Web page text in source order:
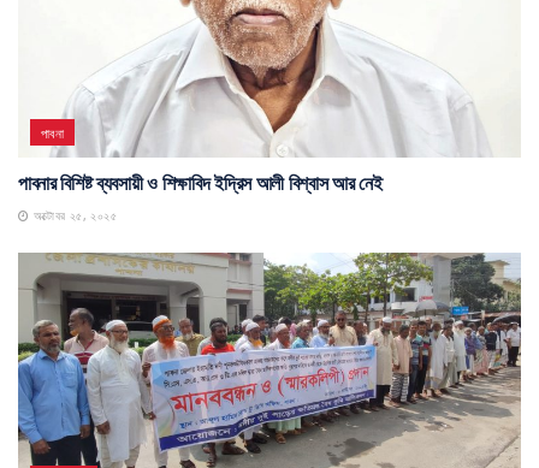
পাবনা
পাবনার বিশিষ্ট ব্যবসায়ী ও শিক্ষাবিদ ইদ্রিস আলী বিশ্বাস আর নেই
অক্টোবর ২৫, ২০২৫